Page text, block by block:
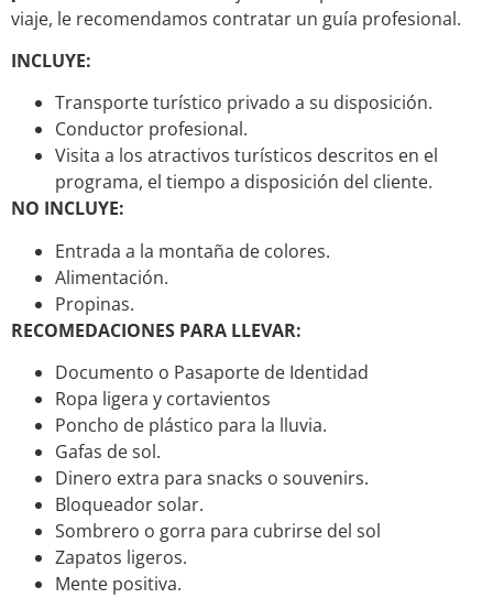
viaje, le recomendamos contratar un guía profesional.
INCLUYE:
Transporte turístico privado a su disposición.
Conductor profesional.
Visita a los atractivos turísticos descritos en el
programa, el tiempo a disposición del cliente.
NO INCLUYE:
Entrada a la montaña de colores.
Alimentación.
Propinas.
RECOMEDACIONES PARA LLEVAR:
Documento o Pasaporte de Identidad
Ropa ligera y cortavientos
Poncho de plástico para la lluvia.
Gafas de sol.
Dinero extra para snacks o souvenirs.
Bloqueador solar.
Sombrero o gorra para cubrirse del sol
Zapatos ligeros.
Mente positiva.